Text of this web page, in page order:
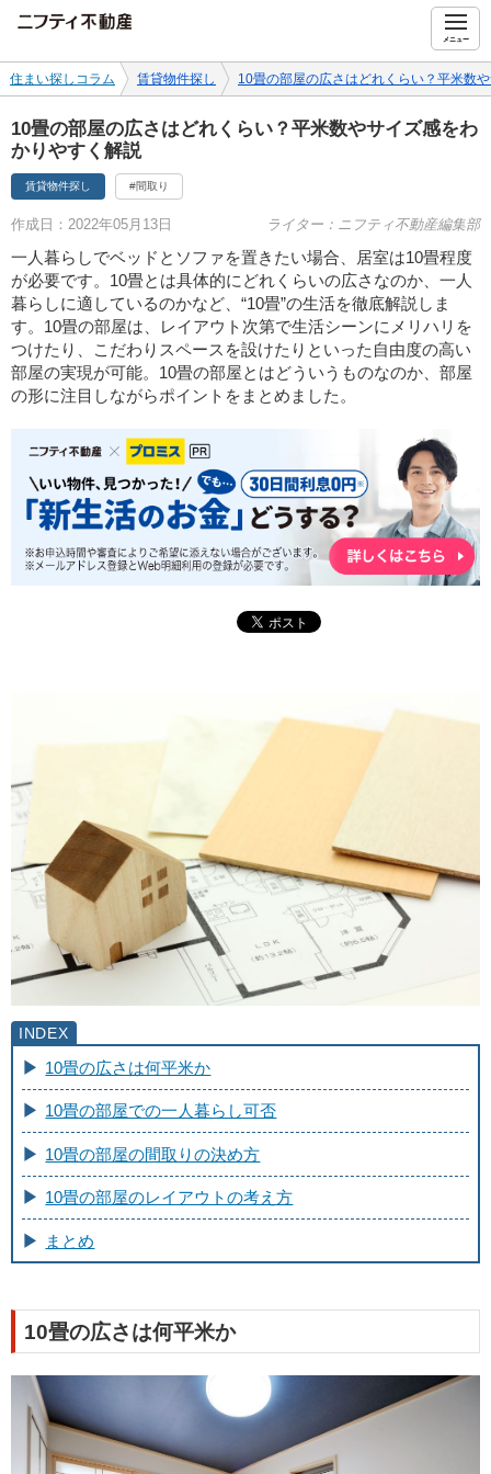
メニュー
住まい探しコラム 賃貸物件探し 10畳の部屋の広さはどれくらい？平米数
10畳の部屋の広さはどれくらい？平米数やサイズ感をわ
かりやすく解説
賃貸物件探し #間取り
作成日：2022年05月13日 ライター：ニフティ不動産編集部
一人暮らしでベッドとソファを置きたい場合、居室は10畳程度
が必要です。10畳とは具体的にどれくらいの広さなのか、一人
暮らしに適しているのかなど、“10畳”の生活を徹底解説しま
す。10畳の部屋は、レイアウト次第で生活シーンにメリハリを
つけたり、こだわりスペースを設けたりといった自由度の高い
部屋の実現が可能。10畳の部屋とはどういうものなのか、部屋
の形に注目しながらポイントをまとめました。
10畳の広さは何平米か
10畳の部屋での一人暮らし可否
10畳の部屋の間取りの決め方
10畳の部屋のレイアウトの考え方
まとめ
10畳の広さは何平米か